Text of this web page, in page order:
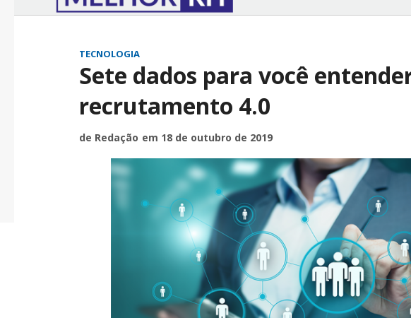
TECNOLOGIA
Sete dados para você
recrutamento 4.0
de Redação em 18 de outubro de 2019